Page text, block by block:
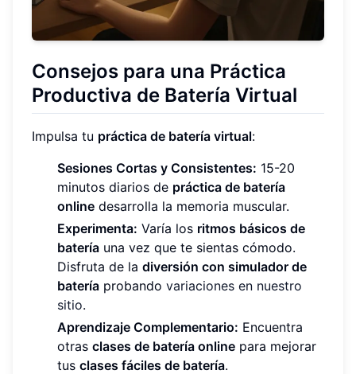
Consejos para una Práctica
Productiva de Batería Virtual
Impulsa tu práctica de batería virtual:
Sesiones Cortas y Consistentes: 15-20
minutos diarios de práctica de batería
online desarrolla la memoria muscular.
Experimenta: Varía los ritmos básicos de
batería una vez que te sientas cómodo.
Disfruta de la diversión con simulador de
batería probando variaciones en nuestro
sitio.
Aprendizaje Complementario: Encuentra
otras clases de batería online para mejorar
tus clases fáciles de batería.